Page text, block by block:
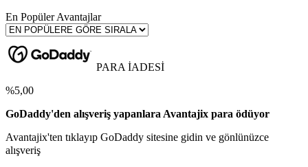
En Popüler Avantajlar
PARA İADESİ
%5,00
GoDaddy'den alışveriş yapanlara Avantajix para ödüyor
Avantajix'ten tıklayıp GoDaddy sitesine gidin ve gönlünüzce
alışveriş